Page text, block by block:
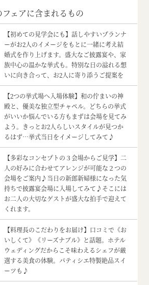
フェアに含まれるもの
【初めての見学会にも】話しやすいプランナ
ーがお2人のイメージをもとに一緒に考え結
婚式を作り上げます。盛大なご披露宴や、家
族中心の温かな挙式も。特別な日の溢れる想
いに向き合って、お2人に寄り添うご提案を
【2つの挙式場へ入場体験】和の佇まいの神
殿と、優美な独立型チャペル。どちらの挙式
がいいか悩んでいる方もまずは会場を見てみ
よう。きっとお2人らしいスタイルが見つか
るはず…挙式当日をイメージしてみて♪
【多彩なコンセプトの３会場からご見学】二
人の好みに合わせてアレンジが可能な２つの
会場をご案内♪当日の新郎新婦様になった気
持ちで披露宴会場に入場してみて♪そこには
お二人の大切なゲストが盛大な拍手で迎えて
くれます。
【料理長のこだわりをお届け】口コミで《お
いしくて》《リーズナブル》と話題。ホテル
ウェディングだからこそ味わえるシェフが厳
選する美食の体験。パティシエ特製絶品スイ
ーツも♪